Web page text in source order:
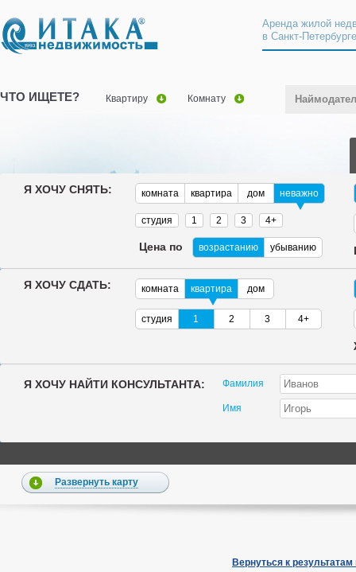
Аренда жилой
в Санкт-
ЧТО ИЩЕТЕ? Квартиру Комнату
Я ХОЧУ СНЯТЬ: комната квартира дом неважно
студия 1 2 3 4+
Цена по возрастанию убыванию
Я ХОЧУ СДАТЬ: комната квартира дом
студия 1 2 3 4+
Я ХОЧУ НАЙТИ КОНСУЛЬТАНТА: Фамилия
Имя
Развернуть карту
Вернуться к результатам